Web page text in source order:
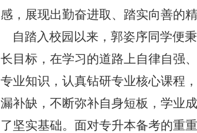
感，展现出勤奋进取、踏实向善的精
自踏入校园以来，郭姿序同学便
长目标，在学习的道路上自律自强
专业知识，认真钻研专业核心课程
漏补缺，不断弥补自身短板，学业
了坚实基础。面对专升本备考的重